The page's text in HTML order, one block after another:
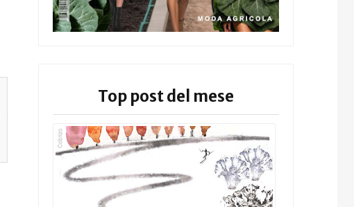
Top post del mese